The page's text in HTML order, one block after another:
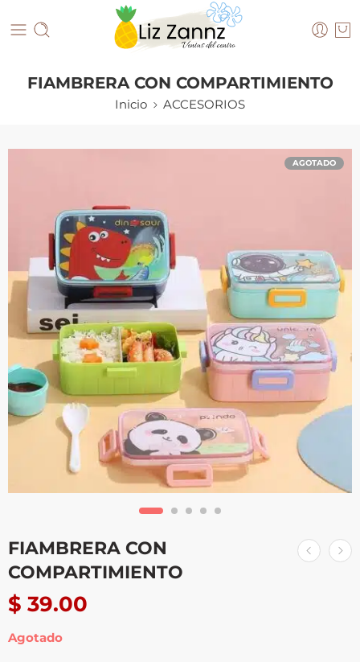
FIAMBRERA CON COMPARTIMIENTO
Inicio ACCESORIOS
AGOTADO
FIAMBRERA CON
COMPARTIMIENTO
$ 39.00
Agotado